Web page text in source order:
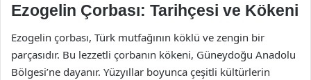
Ezogelin Çorbası: Tarihçesi ve Kökeni
Ezogelin çorbası, Türk mutfağının köklü ve zengin bir
parçasıdır. Bu lezzetli çorbanın kökeni, Güneydoğu Anadolu
Bölgesi’ne dayanır. Yüzyıllar boyunca çeşitli kültürlerin